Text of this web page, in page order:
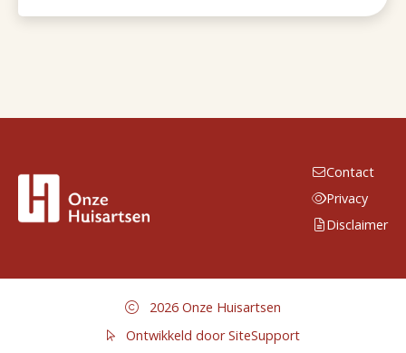
Contact
Privacy
Disclaimer
2026 Onze Huisartsen
Ontwikkeld door SiteSupport